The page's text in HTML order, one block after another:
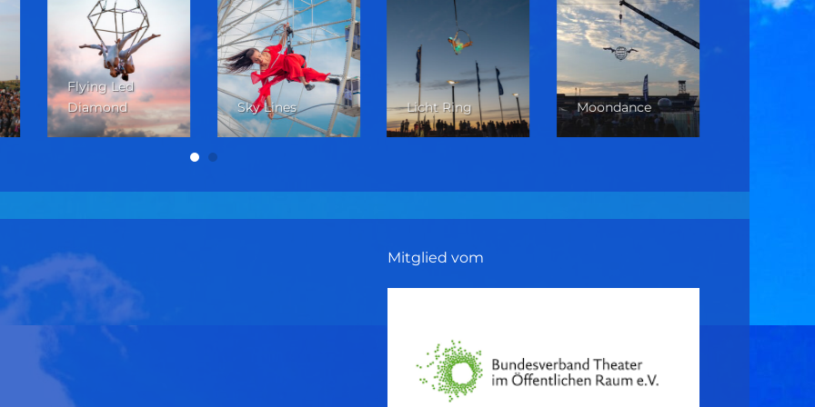
Flying Led
Diamond
Sky Lines Licht Ring Moondance
Mitglied vom